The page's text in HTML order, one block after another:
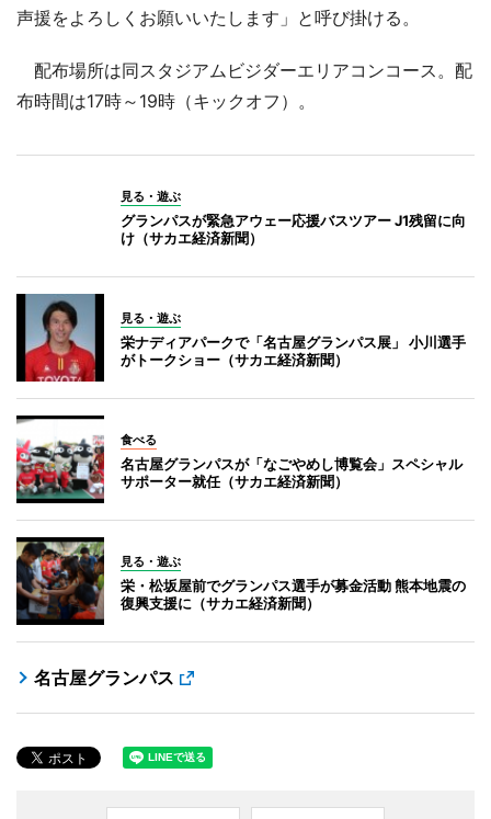
声援をよろしくお願いいたします」と呼び掛ける。
配布場所は同スタジアムビジダーエリアコンコース。配
布時間は17時～19時（キックオフ）。
見る・遊ぶ
グランパスが緊急アウェー応援バスツアー J1残留に向
け（サカエ経済新聞）
見る・遊ぶ
栄ナディアパークで「名古屋グランパス展」 小川選手
がトークショー（サカエ経済新聞）
食べる
名古屋グランパスが「なごやめし博覧会」スペシャル
サポーター就任（サカエ経済新聞）
見る・遊ぶ
栄・松坂屋前でグランパス選手が募金活動 熊本地震の
復興支援に（サカエ経済新聞）
名古屋グランパス